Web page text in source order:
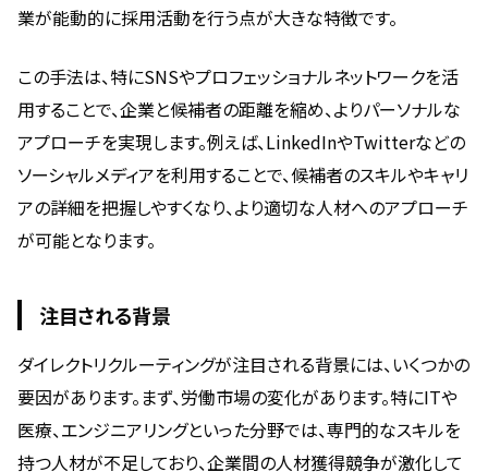
業が能動的に採用活動を行う点が大きな特徴です。
この手法は、特にSNSやプロフェッショナルネットワークを活
用することで、企業と候補者の距離を縮め、よりパーソナルな
アプローチを実現します。例えば、LinkedInやTwitterなどの
ソーシャルメディアを利用することで、候補者のスキルやキャリ
アの詳細を把握しやすくなり、より適切な人材へのアプローチ
が可能となります。
注目される背景
ダイレクトリクルーティングが注目される背景には、いくつかの
要因があります。まず、労働市場の変化があります。特にITや
医療、エンジニアリングといった分野では、専門的なスキルを
持つ人材が不足しており、企業間の人材獲得競争が激化して